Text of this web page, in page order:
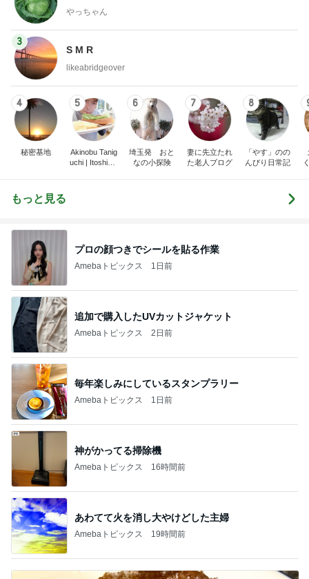
やっちゃん
3
S M R
likeabridgeover
4
秘密基地
5
Akinobu Tanig
uchi | Itoshima
6
埼玉発 おと
なの小探険
7
妻に先立たれ
た老人ブログ
8
「やす」のの
んびり日常記
もっと見る
プロの顔つきでシールを貼る作業
Amebaトピックス 1日前
追加で購入したUVカットジャケット
Amebaトピックス 2日前
毎年楽しみにしているスタンプラリー
Amebaトピックス 1日前
神がかってる掃除機
Amebaトピックス 16時間前
あわてて火を消し大やけどした主婦
Amebaトピックス 19時間前